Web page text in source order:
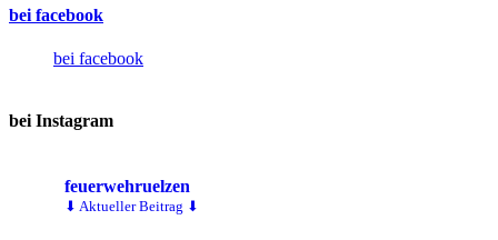
bei facebook
bei facebook
bei Instagram
feuerwehruelzen
⬇ Aktueller Beitrag ⬇